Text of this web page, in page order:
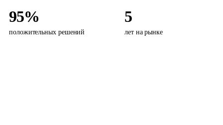
95%
положительных решений
5
лет на рынке